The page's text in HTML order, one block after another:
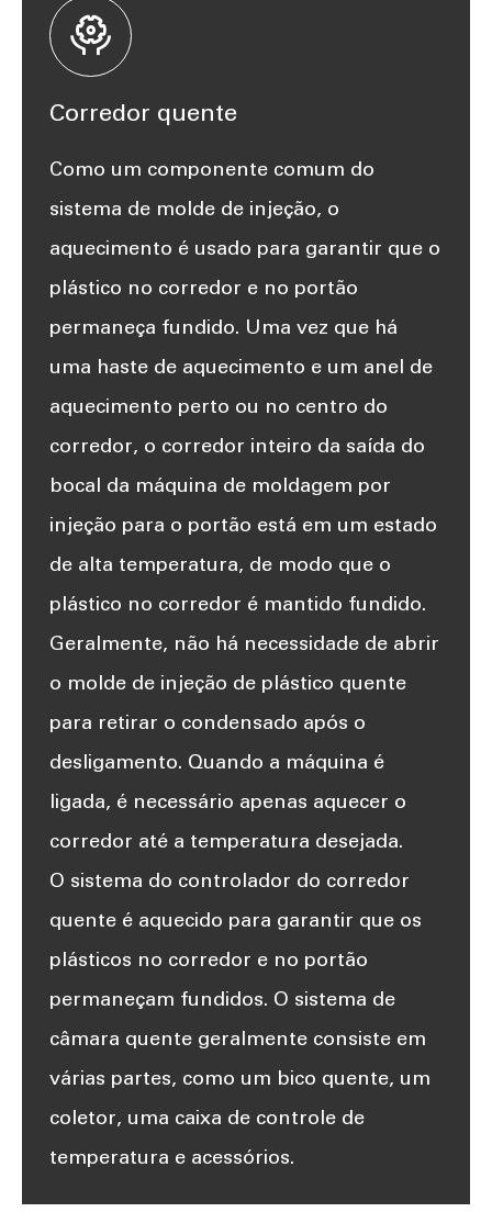

Corredor quente
Como um componente comum do
sistema de molde de injeção, o
aquecimento é usado para garantir que o
plástico no corredor e no portão
permaneça fundido. Uma vez que há
uma haste de aquecimento e um anel de
aquecimento perto ou no centro do
corredor, o corredor inteiro da saída do
bocal da máquina de moldagem por
injeção para o portão está em um estado
de alta temperatura, de modo que o
plástico no corredor é mantido fundido.
Geralmente, não há necessidade de abrir
o molde de injeção de plástico quente
para retirar o condensado após o
desligamento. Quando a máquina é
ligada, é necessário apenas aquecer o
corredor até a temperatura desejada.
O sistema do controlador do corredor
quente é aquecido para garantir que os
plásticos no corredor e no portão
permaneçam fundidos. O sistema de
câmara quente geralmente consiste em
várias partes, como um bico quente, um
coletor, uma caixa de controle de
temperatura e acessórios.